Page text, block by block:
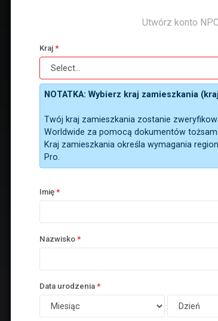
Utwórz konto
Kraj *
NOTATKA: Wybierz kraj zamieszkania
Twój kraj zamieszkania zostanie
Worldwide za pomocą dokumentów
Kraj zamieszkania określa wymagania
Pro.
Imię *
Nazwisko *
Data urodzenia *